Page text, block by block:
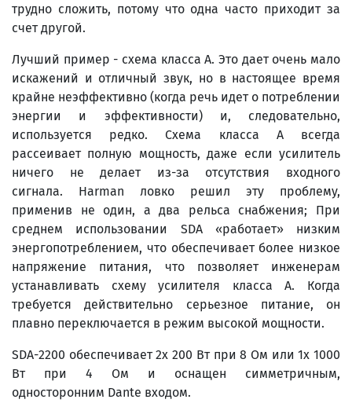
трудно сложить, потому что одна часто приходит за
счет другой.
Лучший пример - схема класса А. Это дает очень мало
искажений и отличный звук, но в настоящее время
крайне неэффективно (когда речь идет о потреблении
энергии и эффективности) и, следовательно,
используется редко. Схема класса A всегда
рассеивает полную мощность, даже если усилитель
ничего не делает из-за отсутствия входного
сигнала. Harman ловко решил эту проблему,
применив не один, а два рельса снабжения; При
среднем использовании SDA «работает» низким
энергопотреблением, что обеспечивает более низкое
напряжение питания, что позволяет инженерам
устанавливать схему усилителя класса А. Когда
требуется действительно серьезное питание, он
плавно переключается в режим высокой мощности.
SDA-2200 обеспечивает 2x 200 Вт при 8 Ом или 1x 1000
Вт при 4 Ом и оснащен симметричным,
односторонним Dante входом.